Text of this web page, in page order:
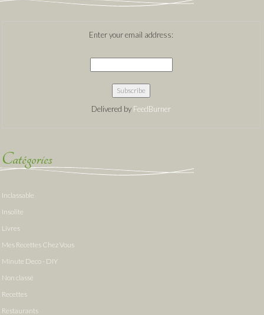
Enter your email address:
Delivered by FeedBurner
Catégories
Inclassable
Insolite
Livres
Mes Recettes Chez Vous
Minute Deco - DIY
Non classé
Recettes
Restaurants